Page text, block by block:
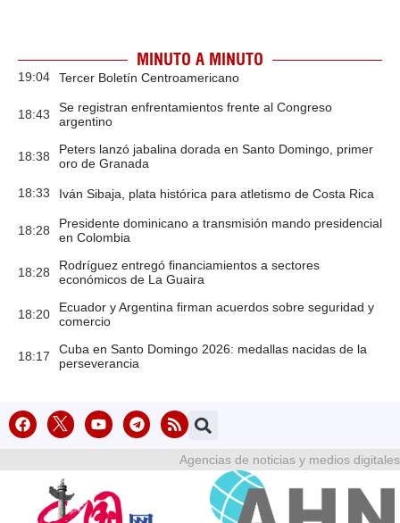
MINUTO A MINUTO
19:04 Tercer Boletín Centroamericano
18:43
Se registran enfrentamientos frente al Congreso
argentino
18:38
Peters lanzó jabalina dorada en Santo Domingo, primer
oro de Granada
18:33 Iván Sibaja, plata histórica para atletismo de Costa Rica
18:28
Presidente dominicano a transmisión mando presidencial
en Colombia
18:28
Rodríguez entregó financiamientos a sectores
económicos de La Guaira
18:20
Ecuador y Argentina firman acuerdos sobre seguridad y
comercio
18:17
Cuba en Santo Domingo 2026: medallas nacidas de la
perseverancia
Agencias de noticias y medios digitales